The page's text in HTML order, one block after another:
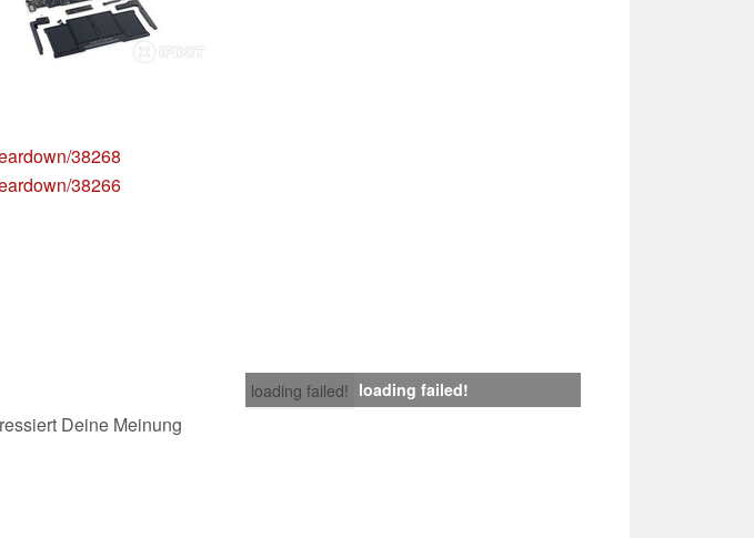
38268
38266
loading failed! loading failed!
Deine Meinung